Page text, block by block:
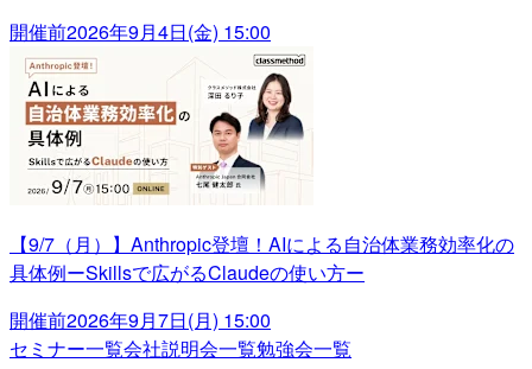
開催前2026年9月4日(金) 15:00
【9/7（月）】Anthropic登壇！AIによる自治体業務効率化の
具体例ーSkillsで広がるClaudeの使い方ー
開催前2026年9月7日(月) 15:00
セミナー一覧会社説明会一覧勉強会一覧